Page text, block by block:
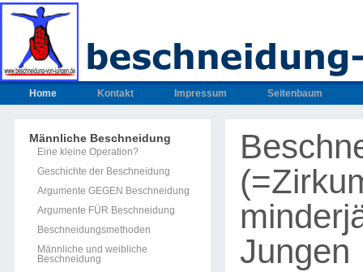
Home Kontakt Impressum Seitenbaum
Männliche Beschneidung
Eine kleine Operation?
Geschichte der Beschneidung
Argumente GEGEN Beschneidung
Argumente FÜR Beschneidung
Beschneidungsmethoden
Männliche und weibliche
Beschneidung
Jungen